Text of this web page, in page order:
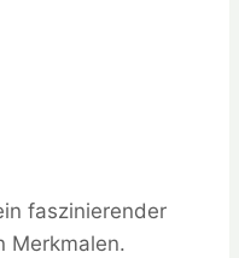
faszinierender
Merkmalen.